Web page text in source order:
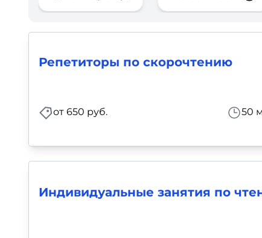
Репетиторы по скорочтению
от 650 руб. 50
Индивидуальные занятия по
Маркетинг
Иностранный язык
Психология и
Прочее